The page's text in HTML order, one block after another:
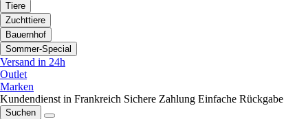
Tiere
Zuchttiere
Bauernhof
Sommer-Special
Versand in 24h
Outlet
Marken
Kundendienst in Frankreich Sichere Zahlung Einfache Rückgabe
Suchen